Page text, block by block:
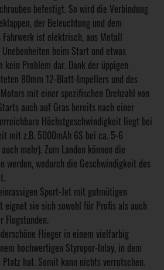
befestigt. So wird die Verbindung
der Beleuchtung und dem
Fahrwerk ist elektrisch, aus Metall
beim Start und etwas
kein Problem dar. Dank der üppigen
80mm 12-Blatt-Impellers und des
mit einer spezifischen Drehzahl von
auch auf Gras bereits nach einer
Höchstgeschwindigkeit liegt bei
mit z.B. 5000mAh 6S bei ca. 5-6
mehr). Zum Landen können die
werden, wodurch die Geschwindigkeit des
Sport-Jet mit gutmütigen
eignet sie sich sowohl für Profis als auch
Flugstunden.
Flieger in einem vielfarbig
hochwertigen Styropor-Inlay, in dem
hat. Somit kann nichts verrutschen.